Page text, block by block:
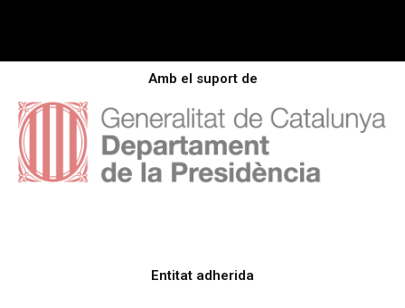
Amb el suport de
Entitat adherida